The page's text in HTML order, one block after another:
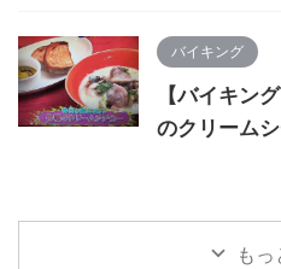
バイキング
【バイキン
のクリーム
も